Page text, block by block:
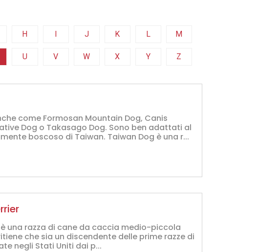
H I J K L M
U V W X Y Z
come Formosan Mountain Dog, Canis
Dog o Takasago Dog. Sono ben adattati al
boscoso di Taiwan. Taiwan Dog è una r...
una razza di cane da caccia medio-piccola
che sia un discendente delle prime razze di
negli Stati Uniti dai p...